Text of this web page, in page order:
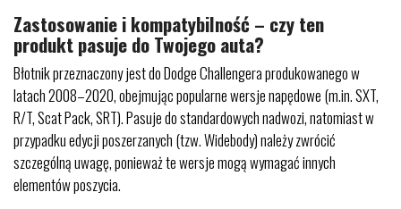
Zastosowanie i kompatybilność – czy ten
produkt pasuje do Twojego auta?
Błotnik przeznaczony jest do Dodge Challengera produkowanego w
latach 2008–2020, obejmując popularne wersje napędowe (m.in. SXT,
R/T, Scat Pack, SRT). Pasuje do standardowych nadwozi, natomiast w
przypadku edycji poszerzanych (tzw. Widebody) należy zwrócić
szczególną uwagę, ponieważ te wersje mogą wymagać innych
elementów poszycia.